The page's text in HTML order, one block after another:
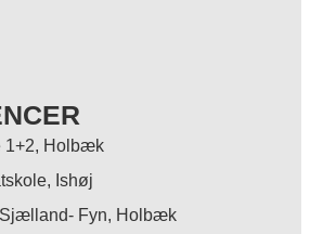
1+2, Holbæk
Ishøj
Fyn, Holbæk